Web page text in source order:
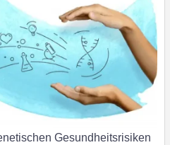
Gesundheitsrisiken